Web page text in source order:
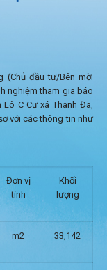
(Chủ đầu tư/Bên mời
nghiệm tham gia báo
C Cư xá Thanh Đa,
với các thông tin như
Đơn vị
tính
Khối
lượng
m2 33,142